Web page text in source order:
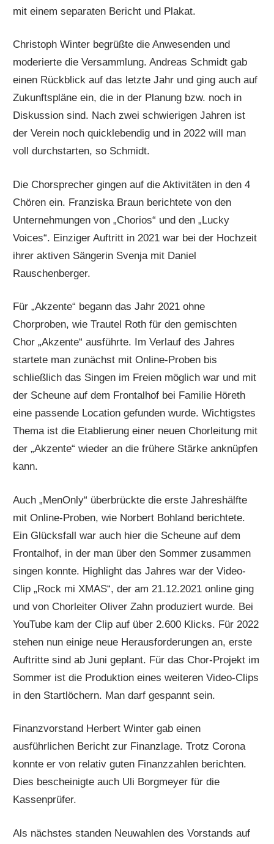
mit einem separaten Bericht und Plakat.
Christoph Winter begrüßte die Anwesenden und
moderierte die Versammlung. Andreas Schmidt gab
einen Rückblick auf das letzte Jahr und ging auch auf
Zukunftspläne ein, die in der Planung bzw. noch in
Diskussion sind. Nach zwei schwierigen Jahren ist
der Verein noch quicklebendig und in 2022 will man
voll durchstarten, so Schmidt.
Die Chorsprecher gingen auf die Aktivitäten in den 4
Chören ein. Franziska Braun berichtete von den
Unternehmungen von „Chorios“ und den „Lucky
Voices“. Einziger Auftritt in 2021 war bei der Hochzeit
ihrer aktiven Sängerin Svenja mit Daniel
Rauschenberger.
Für „Akzente“ begann das Jahr 2021 ohne
Chorproben, wie Trautel Roth für den gemischten
Chor „Akzente“ ausführte. Im Verlauf des Jahres
startete man zunächst mit Online-Proben bis
schließlich das Singen im Freien möglich war und mit
der Scheune auf dem Frontalhof bei Familie Höreth
eine passende Location gefunden wurde. Wichtigstes
Thema ist die Etablierung einer neuen Chorleitung mit
der „Akzente“ wieder an die frühere Stärke anknüpfen
kann.
Auch „MenOnly“ überbrückte die erste Jahreshälfte
mit Online-Proben, wie Norbert Bohland berichtete.
Ein Glücksfall war auch hier die Scheune auf dem
Frontalhof, in der man über den Sommer zusammen
singen konnte. Highlight das Jahres war der Video-
Clip „Rock mi XMAS“, der am 21.12.2021 online ging
und von Chorleiter Oliver Zahn produziert wurde. Bei
YouTube kam der Clip auf über 2.600 Klicks. Für 2022
stehen nun einige neue Herausforderungen an, erste
Auftritte sind ab Juni geplant. Für das Chor-Projekt im
Sommer ist die Produktion eines weiteren Video-Clips
in den Startlöchern. Man darf gespannt sein.
Finanzvorstand Herbert Winter gab einen
ausführlichen Bericht zur Finanzlage. Trotz Corona
konnte er von relativ guten Finanzzahlen berichten.
Dies bescheinigte auch Uli Borgmeyer für die
Kassenprüfer.
Als nächstes standen Neuwahlen des Vorstands auf